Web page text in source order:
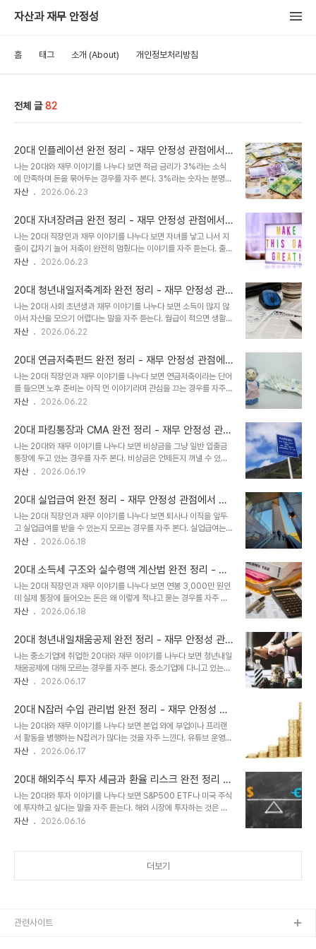
자산과 재무 안정성
홈 태그 소개 (About) 개인정보처리방침
전체 글 82
20대 인플레이션 완전 정리 - 재무 안정성 관점에서
본 물가 상승이 저축과 자산에 미치는 영향과 실질 수
익률 방어 전략
나는 20대와 재무 이야기를 나누다 보면 적금 금리가 3%라는 소식
에 만족하며 돈을 묶어두는 경우를 자주 본다. 3%라는 숫자는 분명
낮지 않아 보이지만, 같은 해 소비자물가 상승률이 3%를 넘는다면 이
만 그 돈의 구매력은 1년 전과 같거나 오히려 줄어들었다. 인플레이션
은 20대 재무 설계에서 가장 눈에 보이지 않지만 가장 지속적으로 자
산을 잠식하는 요인이다. 매달 저축하고 있어도 물가 상승률보다 낮은
수익률로 돈을 묶어두면 시간이 지날수록 실질 구매력이 줄어든다. 반
대로 인플레이션 구조를 이해하고 그에 맞는 자산 배분을 해두면, 물가
글에서 인플레이션이 무엇인지, ..
자산 2026.06.23
20대 자녀장려금 완전 정리 - 재무 안정성 관점에서
본 자녀 양육 가구가 반드시 챙겨야 할 정부 현금 지원
전략
나는 20대 직장인과 재무 이야기를 나누다 보면 자녀를 낳고 나서 지
출이 갑자기 늘어 저축이 완전히 멈췄다는 이야기를 자주 듣는다. 출산
과 동시에 분유값, 기저귀값, 의류비가 고정 지출로 추가되고, 육아휴
급하는 제도가 있다는 사실을 모르고 지나치는 경우가 많다. 자녀장려
금이다. 자녀장려금은 자녀를 양육하는 저소득 가구에 정부가 현금을
직접 지급하는 제도로, 소득 수준과 자녀 수에 따라 연간 최대 100만
원까지 받을 수 있다. 이름이 비슷해서 근로장려금과 혼동하는 경우가
많지만, 자녀장려금은 자녀를 키우고 있다는 조건이 핵심이고 근로장
양육 가구의 재무 부담을 상당히 줄..
자산 2026.06.23
20대 청년내일저축계좌 완전 정리 - 재무 안정성 관
점에서 본 저소득 청년을 위한 정부 자산 형성 지원 제
도 활용 전략
나는 20대 사회 초년생과 재무 이야기를 나누다 보면 소득이 많지 않
아서 자산을 모으기 어렵다는 말을 자주 듣는다. 월급이 적으면 생활비
를 내고 나서 저축할 여유가 없고, 여유가 없으니 자산이 쌓이지 않는
태주는 자산 형성 지원 제도가 있다는 사실을 모르는 경우가 생각보다
많다. 청년내일저축계좌는 일하는 저소득 청년이 매달 일정 금액을 저
축하면 정부가 추가로 지원금을 적립해 주는 제도다. 3년간 꾸준히 납
입하면 본인 납입액보다 훨씬 큰 금액을 받을 수 있는 구조로, 소득이
낮은 시기에 자산의 기반을 만드는 데 실질적인 도움이 된다. 청년도약
만, 대상과 구조가 다른 별개의 제도다..
자산 2026.06.22
20대 연금저축펀드 완전 정리 - 재무 안정성 관점에
서 본 세액공제와 노후 자산을 동시에 키우는 개인연
금 활용 전략
나는 20대 직장인과 재무 이야기를 나누다 보면 연금저축이라는 단어
를 들으면 노후 준비는 아직 먼 이야기라며 관심을 끄는 경우를 자주
본다. 하지만 연금저축펀드를 단순한 노후 상품으로만 보면 중요한 것
에 장기 자산을 쌓아가는 구조다. 노후를 위한 것이기도 하지만, 지금
20대의 세금 부담을 줄여주는 현재 시점의 절세 도구이기도 하다. 연
금저축펀드는 연말정산에서 세액공제를 받을 수 있는 몇 안 되는 수단
중 하나다. 같은 연봉을 받아도 연금저축펀드를 활용하는 사람과 그렇
지 않은 사람의 연말정산 환급액은 수십만 원에서 수백만 원까지 차이
는 구조여서, 적립식으로 자산을 키우..
자산 2026.06.22
20대 파킹통장과 CMA 완전 정리 - 재무 안정성 관점
에서 본 비상금과 단기 여유자금을 효율적으로 운용하
는 방법
나는 20대와 재무 이야기를 나누다 보면 비상금을 그냥 일반 입출금
통장에 두고 있는 경우를 자주 본다. 비상금은 언제든지 꺼낼 수 있어
야 하니까 유동성이 중요한데, 그렇다고 아무 이자도 받지 못하는 계좌
과 CMA는 이 문제를 해결하는 수단이다. 언제든지 입출금이 가능하
면서도 일반 입출금 통장보다 훨씬 높은 이자를 받을 수 있는 구조다.
비상금 500만 원을 연 0.1%짜리 입출금 통장에 1년간 넣어두면 이
자가 5,000원이다. 같은 금액을 연 3%짜리 파킹통장에 넣으면 이
자가 15만 원이다. 이 차이가 1년이면 약 15만 원, 10년이면 누적으로
된 계좌에 넣어두면 그 ..
자산 2026.06.19
20대 실업급여 완전 정리 - 재무 안정성 관점에서 본
퇴직 후 소득 공백을 메우는 실업급여 조건과 수령 전
략
나는 20대 직장인과 재무 이야기를 나누다 보면 퇴사나 이직을 앞두
고 실업급여를 받을 수 있는지 모르는 경우를 자주 본다. 실업급여는
단순히 해고당했을 때만 받을 수 있는 것이라고 오해하는 경우도 많다.
가 있고, 수급 금액과 기간이 생각보다 상당해서 퇴직 후 소득 공백을
메우는 데 실질적인 도움이 된다. 퇴직 후 재취업까지 소득이 없는 기
간은 재무 구조가 가장 취약해지는 시기다. 비상금이 있어도 빠르게 소
진될 수 있고, 정신적 압박도 커진다. 실업급여를 제대로 이해하고 활
용하면 이 공백 기간을 재무적으로 훨씬 안정적으로 버틸 수 있다. 나
략으로서의 활용법을 정리하려고 ..
자산 2026.06.18
20대 소득세 구조와 실수령액 계산법 완전 정리 - 재
무 안정성 관점에서 본 연봉과 월급의 차이를 만드는
세금과 4대 보험 구조
나는 20대 직장인과 재무 이야기를 나누다 보면 연봉 3,000만 원인
데 실제 통장에 들어오는 돈은 왜 이렇게 적냐고 묻는 경우를 자주 본
다. 입사 전에 연봉 협상을 마치고 나서 막상 첫 월급을 받아보면 예상
세와 4대 보험이다. 연봉을 12로 나눈 금액이 통장에 들어오는 것이
아니라, 여기서 소득세, 건강보험료, 국민연금, 고용보험, 장기요양보
험이 공제된 후의 금액이 실수령액이다. 실수령액을 정확히 파악해야
현실적인 재무 계획을 세울 수 있다. 실수령액을 모르면 생활비 예산을
잘못 설정하게 되고, 저축 목표가 현실과 맞지 않아 처음부터 계획이
령액 계산 방법, 그리고 공..
자산 2026.06.18
20대 청년내일채움공제 완전 정리 - 재무 안정성 관
점에서 본 중소기업 재직자가 반드시 활용해야 할 정
부 지원 자산 형성 제도
나는 중소기업에 취업한 20대와 재무 이야기를 나누다 보면 청년내일
채움공제에 대해 모르는 경우를 자주 본다. 중소기업에 다니고 있는데
왜 이 제도를 모르고 있는지 물어보면, 회사에서 안내해 주지 않았거나
는 중소기업에 취업한 청년이 2년간 근속하면 정부와 기업이 추가로
적립해 주는 자산 형성 지원 제도다. 본인이 매달 납입하는 금액에 기
업과 정부의 기여금이 합산되어, 2년 후 본인 납입액보다 훨씬 큰 금액
을 받을 수 있는 구조다. 중소기업 재직자에게 청년내일채움공제는 사
실상 가장 확실한 단기 자산 형성 수단 중 하나다. 2년이라는 기간 동
서 청년내일채움공제의 구조, 가입 ..
자산 2026.06.17
20대 N잡러 수입 관리법 완전 정리 - 재무 안정성 관
점에서 본 다중 소득 구조 설계와 세금·현금흐름 관리
전략
나는 20대와 재무 이야기를 나누다 보면 본업 외에 부업이나 프리랜
서 활동을 병행하는 N잡러가 많다는 것을 자주 느낀다. 유튜브 운영,
블로그 수익화, 온라인 강의, 번역, 디자인 외주, 배달, 스마트스토어
소득 출처가 늘어날수록 세금 관리와 현금흐름 관리가 복잡해진다. 본
업 월급은 연말정산으로 처리되지만, 부업 소득은 본인이 직접 종합소
득세를 신고해야 하고, 소득이 여러 계좌로 들어오면 자산 현황을 파악
하기도 어려워진다. 나는 N잡 자체를 재무 안정성의 관점에서 매우 긍
정적으로 본다. 소득 출처가 다양할수록 한 가지 소득이 끊겨도 전체
자산 2026.06.17
20대 해외주식 투자 세금과 환율 리스크 완전 정리 -
재무 안정성 관점에서 본 해외 ETF 투자 전 반드시 알
아야 할 세금 구조
나는 20대와 투자 이야기를 나누다 보면 S&P500 ETF나 미국 주식
에 투자하고 싶다는 말을 자주 듣는다. 해외 시장에 투자하는 것은 분
산 투자와 장기 수익률 측면에서 좋은 선택이 될 수 있다. 그런데 해외
을 모르면 예상치 못한 세금 고지서를 받거나, 수익이 났는데도 환차손
한다. 1. 해외주식..
자산 2026.06.16
더보기
관련사이트